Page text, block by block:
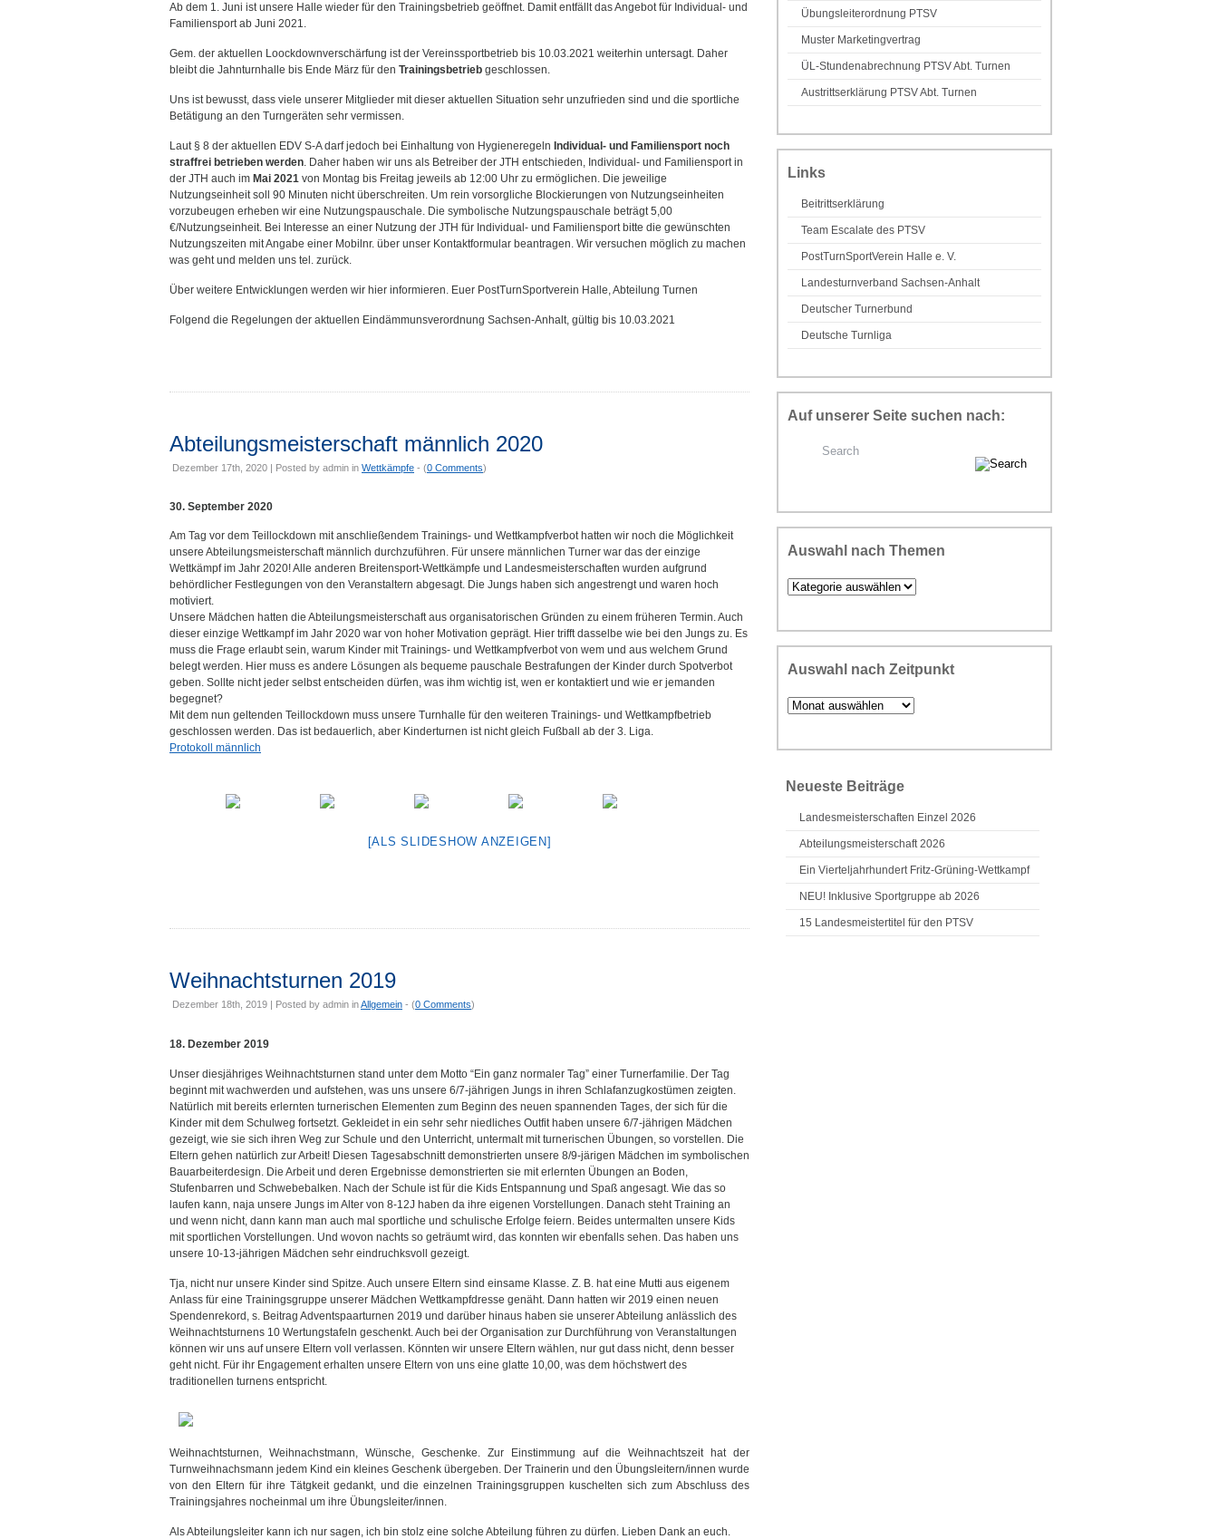
Ab dem 1. Juni ist unsere Halle wieder für den Trainingsbetrieb geöffnet. Damit entfällt das Angebot für Individual- und
Familiensport ab Juni 2021.
Gem. der aktuellen Loockdownverschärfung ist der Vereinssportbetrieb bis 10.03.2021 weiterhin untersagt. Daher
bleibt die Jahnturnhalle bis Ende März für den Trainingsbetrieb geschlossen.
Uns ist bewusst, dass viele unserer Mitglieder mit dieser aktuellen Situation sehr unzufrieden sind und die sportliche
Betätigung an den Turngeräten sehr vermissen.
Laut § 8 der aktuellen EDV S-A darf jedoch bei Einhaltung von Hygieneregeln Individual- und Familiensport noch
straffrei betrieben werden. Daher haben wir uns als Betreiber der JTH entschieden, Individual- und Familiensport in
der JTH auch im Mai 2021 von Montag bis Freitag jeweils ab 12:00 Uhr zu ermöglichen. Die jeweilige
Nutzungseinheit soll 90 Minuten nicht überschreiten. Um rein vorsorgliche Blockierungen von Nutzungseinheiten
vorzubeugen erheben wir eine Nutzungspauschale. Die symbolische Nutzungspauschale beträgt 5,00
€/Nutzungseinheit. Bei Interesse an einer Nutzung der JTH für Individual- und Familiensport bitte die gewünschten
Nutzungszeiten mit Angabe einer Mobilnr. über unser Kontaktformular beantragen. Wir versuchen möglich zu machen
was geht und melden uns tel. zurück.
Über weitere Entwicklungen werden wir hier informieren. Euer PostTurnSportverein Halle, Abteilung Turnen
Folgend die Regelungen der aktuellen Eindämmunsverordnung Sachsen-Anhalt, gültig bis 10.03.2021
Abteilungsmeisterschaft männlich 2020
Dezember 17th, 2020 | Posted by admin in Wettkämpfe - (0 Comments)
30. September 2020
Am Tag vor dem Teillockdown mit anschließendem Trainings- und Wettkampfverbot hatten wir noch die Möglichkeit
unsere Abteilungsmeisterschaft männlich durchzuführen. Für unsere männlichen Turner war das der einzige
Wettkämpf im Jahr 2020! Alle anderen Breitensport-Wettkämpfe und Landesmeisterschaften wurden aufgrund
behördlicher Festlegungen von den Veranstaltern abgesagt. Die Jungs haben sich angestrengt und waren hoch
motiviert.
Unsere Mädchen hatten die Abteilungsmeisterschaft aus organisatorischen Gründen zu einem früheren Termin. Auch
dieser einzige Wettkampf im Jahr 2020 war von hoher Motivation geprägt. Hier trifft dasselbe wie bei den Jungs zu. Es
muss die Frage erlaubt sein, warum Kinder mit Trainings- und Wettkampfverbot von wem und aus welchem Grund
belegt werden. Hier muss es andere Lösungen als bequeme pauschale Bestrafungen der Kinder durch Spotverbot
geben. Sollte nicht jeder selbst entscheiden dürfen, was ihm wichtig ist, wen er kontaktiert und wie er jemanden
begegnet?
Mit dem nun geltenden Teillockdown muss unsere Turnhalle für den weiteren Trainings- und Wettkampfbetrieb
geschlossen werden. Das ist bedauerlich, aber Kinderturnen ist nicht gleich Fußball ab der 3. Liga.
Protokoll männlich
[ALS SLIDESHOW ANZEIGEN]
Weihnachtsturnen 2019
Dezember 18th, 2019 | Posted by admin inAllgemein - (0 Comments)
18. Dezember 2019
Unser diesjähriges Weihnachtsturnen stand unter dem Motto “Ein ganz normaler Tag” einer Turnerfamilie. Der Tag
beginnt mit wachwerden und aufstehen, was uns unsere 6/7-jährigen Jungs in ihren Schlafanzugkostümen zeigten.
Natürlich mit bereits erlernten turnerischen Elementen zum Beginn des neuen spannenden Tages, der sich für die
Kinder mit dem Schulweg fortsetzt. Gekleidet in ein sehr sehr niedliches Outfit haben unsere 6/7-jährigen Mädchen
gezeigt, wie sie sich ihren Weg zur Schule und den Unterricht, untermalt mit turnerischen Übungen, so vorstellen. Die
Eltern gehen natürlich zur Arbeit! Diesen Tagesabschnitt demonstrierten unsere 8/9-järigen Mädchen im symbolischen
Bauarbeiterdesign. Die Arbeit und deren Ergebnisse demonstrierten sie mit erlernten Übungen an Boden,
Stufenbarren und Schwebebalken. Nach der Schule ist für die Kids Entspannung und Spaß angesagt. Wie das so
laufen kann, naja unsere Jungs im Alter von 8-12J haben da ihre eigenen Vorstellungen. Danach steht Training an
und wenn nicht, dann kann man auch mal sportliche und schulische Erfolge feiern. Beides untermalten unsere Kids
mit sportlichen Vorstellungen. Und wovon nachts so geträumt wird, das konnten wir ebenfalls sehen. Das haben uns
unsere 10-13-jährigen Mädchen sehr eindruchksvoll gezeigt.
Tja, nicht nur unsere Kinder sind Spitze. Auch unsere Eltern sind einsame Klasse. Z. B. hat eine Mutti aus eigenem
Anlass für eine Trainingsgruppe unserer Mädchen Wettkampfdresse genäht. Dann hatten wir 2019 einen neuen
Spendenrekord, s. Beitrag Adventspaarturnen 2019 und darüber hinaus haben sie unserer Abteilung anlässlich des
Weihnachtsturnens 10 Wertungstafeln geschenkt. Auch bei der Organisation zur Durchführung von Veranstaltungen
können wir uns auf unsere Eltern voll verlassen. Könnten wir unsere Eltern wählen, nur gut dass nicht, denn besser
geht nicht. Für ihr Engagement erhalten unsere Eltern von uns eine glatte 10,00, was dem höchstwert des
traditionellen turnens entspricht.
Weihnachtsturnen, Weihnachstmann, Wünsche, Geschenke. Zur Einstimmung auf die Weihnachtszeit hat der
Turnweihnachsmann jedem Kind ein kleines Geschenk übergeben. Der Trainerin und den Übungsleitern/innen wurde
von den Eltern für ihre Tätgkeit gedankt, und die einzelnen Trainingsgruppen kuschelten sich zum Abschluss des
Trainingsjahres nocheinmal um ihre Übungsleiter/innen.
Als Abteilungsleiter kann ich nur sagen, ich bin stolz eine solche Abteilung führen zu dürfen. Lieben Dank an euch.
Übungsleiterordnung PTSV
Muster Marketingvertrag
ÜL-Stundenabrechnung PTSV Abt. Turnen
Austrittserklärung PTSV Abt. Turnen
Links
Beitrittserklärung
Team Escalate des PTSV
PostTurnSportVerein Halle e. V.
Landesturnverband Sachsen-Anhalt
Deutscher Turnerbund
Deutsche Turnliga
Auf unserer Seite suchen nach:
Auswahl nach Themen
Auswahl
nach
Auswahl nach Zeitpunkt
Auswahl
nach
Neueste Beiträge
Landesmeisterschaften Einzel 2026
Abteilungsmeisterschaft 2026
Ein Vierteljahrhundert Fritz-Grüning-Wettkampf
NEU! Inklusive Sportgruppe ab 2026
15 Landesmeistertitel für den PTSV